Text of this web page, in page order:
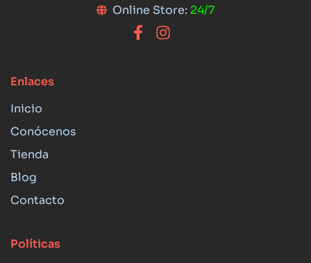
Online Store: 24/7
Enlaces
Inicio
Conócenos
Tienda
Blog
Contacto
Políticas